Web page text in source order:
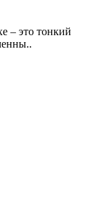
– это тонкий